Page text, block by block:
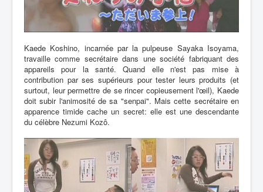
Kaede Koshino, incarnée par la pulpeuse Sayaka Isoyama,
travaille comme secrétaire dans une société fabriquant des
appareils pour la santé. Quand elle n'est pas mise à
contribution par ses supérieurs pour tester leurs produits (et
surtout, leur permettre de se rincer copieusement l'œil), Kaede
doit subir l'animosité de sa "senpai". Mais cette secrétaire en
apparence timide cache un secret: elle est une descendante
du célèbre Nezumi Kozô.